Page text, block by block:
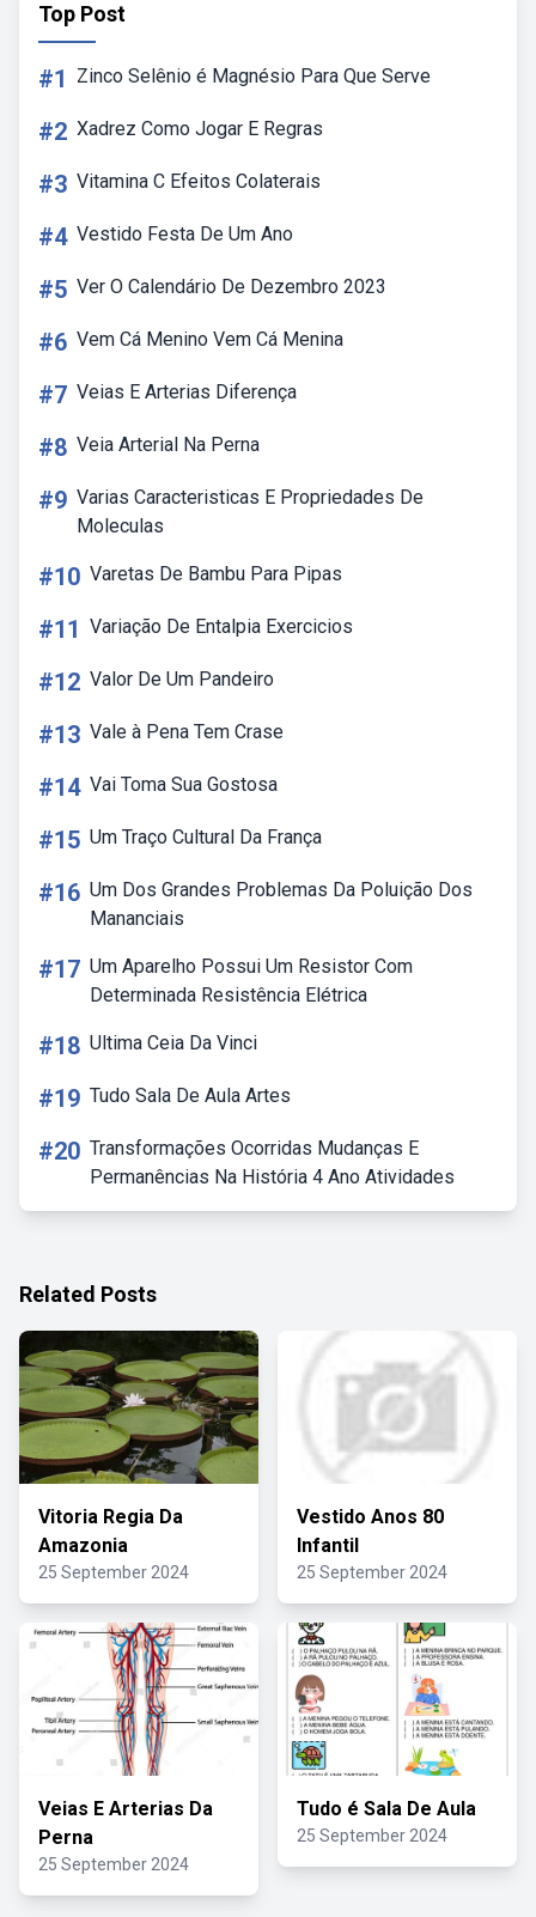
Top Post
#1 Zinco Selênio é Magnésio Para Que Serve
#2 Xadrez Como Jogar E Regras
#3 Vitamina C Efeitos Colaterais
#4 Vestido Festa De Um Ano
#5 Ver O Calendário De Dezembro 2023
#6 Vem Cá Menino Vem Cá Menina
#7 Veias E Arterias Diferença
#8 Veia Arterial Na Perna
#9 Varias Caracteristicas E Propriedades De
Moleculas
#10 Varetas De Bambu Para Pipas
#11 Variação De Entalpia Exercicios
#12 Valor De Um Pandeiro
#13 Vale à Pena Tem Crase
#14 Vai Toma Sua Gostosa
#15 Um Traço Cultural Da França
#16 Um Dos Grandes Problemas Da Poluição Dos
Mananciais
#17 Um Aparelho Possui Um Resistor Com
Determinada Resistência Elétrica
#18 Ultima Ceia Da Vinci
#19 Tudo Sala De Aula Artes
#20 Transformações Ocorridas Mudanças E
Permanências Na História 4 Ano Atividades
Related Posts
Vitoria Regia Da
Amazonia
25 September 2024
Vestido Anos 80
Infantil
25 September 2024
Veias E Arterias Da
Perna
25 September 2024
Tudo é Sala De Aula
25 September 2024